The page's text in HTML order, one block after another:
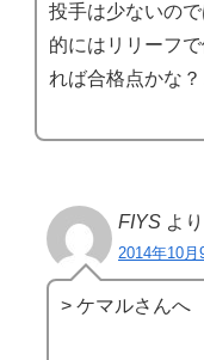
投手は少ないの
的にはリリーフ
れば合格点かな？
FIYS よ
2014年10
> ケマルさんへ